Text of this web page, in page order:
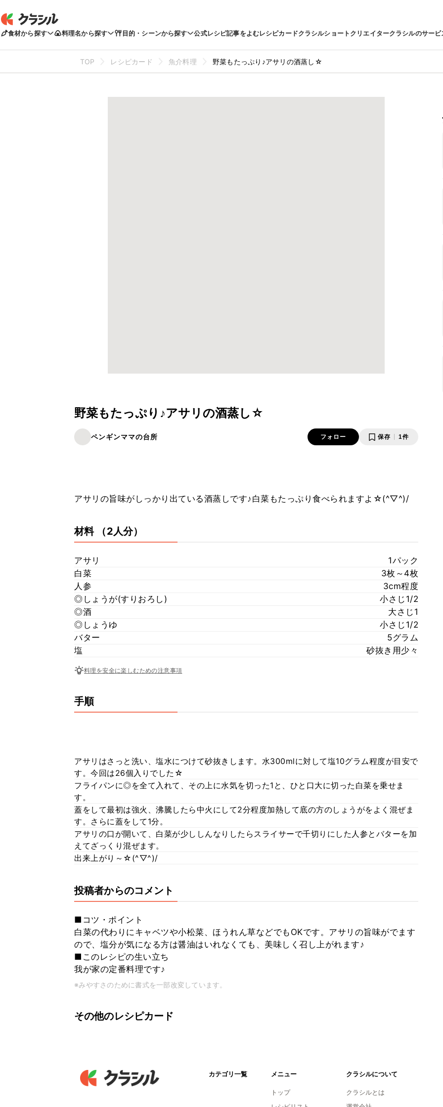
食材から探す 料理名から探す 目的・シーンから探す 公式レシピ記事をよむレシピカードクラシルショートクリエイタークラシルのサービ
TOP レシピカード 魚介料理 野菜もたっぷり♪アサリの酒蒸し☆
野菜もたっぷり♪アサリの酒蒸し☆
ペンギンママの台所 フォロー 保存 1件
アサリの旨味がしっかり出ている酒蒸しです♪白菜もたっぷり食べられますよ☆(^▽^)/
材料 （2人分）
アサリ
1パック
白菜
3枚～4枚
人参
3cm程度
◎しょうが(すりおろし)
小さじ1/2
◎酒
大さじ1
◎しょうゆ
小さじ1/2
バター
5グラム
塩
砂抜き用少々
料理を安全に楽しむための注意事項
手順
アサリはさっと洗い、塩水につけて砂抜きします。水300mlに対して塩10グラム程度が目安で
す。今回は26個入りでした☆
フライパンに◎を全て入れて、その上に水気を切った1と、ひと口大に切った白菜を乗せま
す。
蓋をして最初は強火、沸騰したら中火にして2分程度加熱して底の方のしょうがをよく混ぜま
す。さらに蓋をして1分。
アサリの口が開いて、白菜が少ししんなりしたらスライサーで千切りにした人参とバターを加
えてざっくり混ぜます。
出来上がり～☆(^▽^)/
投稿者からのコメント
■コツ・ポイント
白菜の代わりにキャベツや小松菜、ほうれん草などでもOKです。アサリの旨味がでます
ので、塩分が気になる方は醤油はいれなくても、美味しく召し上がれます♪
■このレシピの生い立ち
我が家の定番料理です♪
※みやすさのために書式を一部改変しています。
その他のレシピカード
カテゴリ一覧 メニュー
トップ
クラシルについて
クラシルとは